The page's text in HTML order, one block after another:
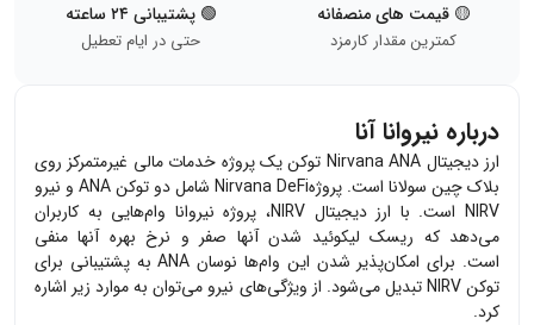
🟡 قیمت های منصفانه
کمترین مقدار کارمزد
🟢 پشتیبانی ۲۴ ساعته
حتی در ایام تعطیل
درباره نیروانا آنا
ارز دیجیتال Nirvana ANA توکن یک پروژه خدمات مالی غیرمتمرکز روی
بلاک چین سولانا است. پروژهNirvana DeFi شامل دو توکنANA و نیرو
NIRV است. با ارز دیجیتال NIRV، پروژه نیروانا وام‌هایی به کاربران
می‌دهد که ریسک لیکوئید شدن آنها صفر و نرخ بهره آنها منفی
است. برای امکان‌پذیر شدن این وام‌ها نوسان ANAبه پشتیبانی برای
توکنNIRVتبدیل می‌شود. از ویژگی‌های نیرو می‌توان به موارد زیر اشاره
کرد.